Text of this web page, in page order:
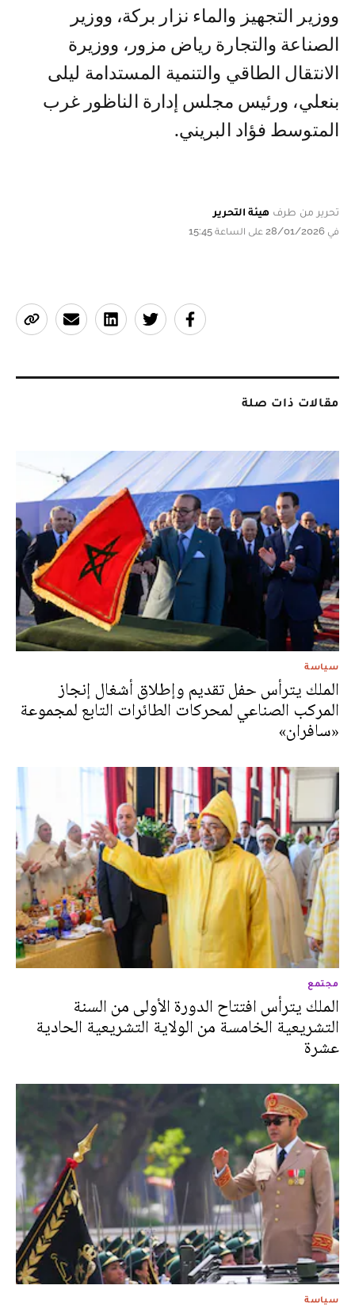
ووزير التجهيز والماء نزار بركة، ووزير
الصناعة والتجارة رياض مزور، ووزيرة
الانتقال الطاقي والتنمية المستدامة ليلى
بنعلي، ورئيس مجلس إدارة الناظور غرب
المتوسط فؤاد البريني.
تحرير من طرف هيئة التحرير
في 28/01/2026 على الساعة 15:45
مقالات ذات صلة
سياسة
الملك يترأس حفل تقديم وإطلاق أشغال إنجاز
المركب الصناعي لمحركات الطائرات التابع لمجموعة
«سافران»
مجتمع
الملك يترأس افتتاح الدورة الأولى من السنة
التشريعية الخامسة من الولاية التشريعية الحادية
عشرة
سياسة